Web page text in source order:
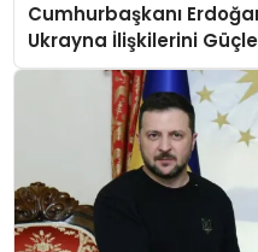
Cumhurbaşkanı
Ukrayna İlişkilerini